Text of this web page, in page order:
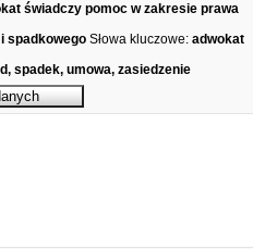
świadczy pomoc w zakresie prawa
spadkowego Słowa kluczowe: adwokat
spadek, umowa, zasiedzenie